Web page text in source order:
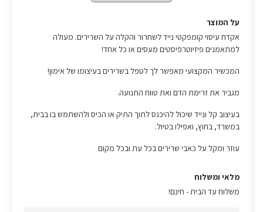
על המוצר
אקדח עיסוי קומפקטי נייד לשחרור והקלה על השרירים. מעולה
למתאמנים פיזיוטרפיסטים מעסים או כל אחד!
המכשיר המקצועי מאפשר לך לטפל בשרירים בעיצומו של אימון!
מגביר את זרימת הדם ואת טווח התנועה.
בעיצוב קל ונייד שיכול להיכנס לתוך התיק או הכיס ולהשתמש בו בבית,
במשרד, בחוץ, ואפילו בטיול.
עוזר ומקל על כאבי שרירים בכל עת ובכל מקום
מלאי ומשלוח
משלוח עד הבית - חינם!